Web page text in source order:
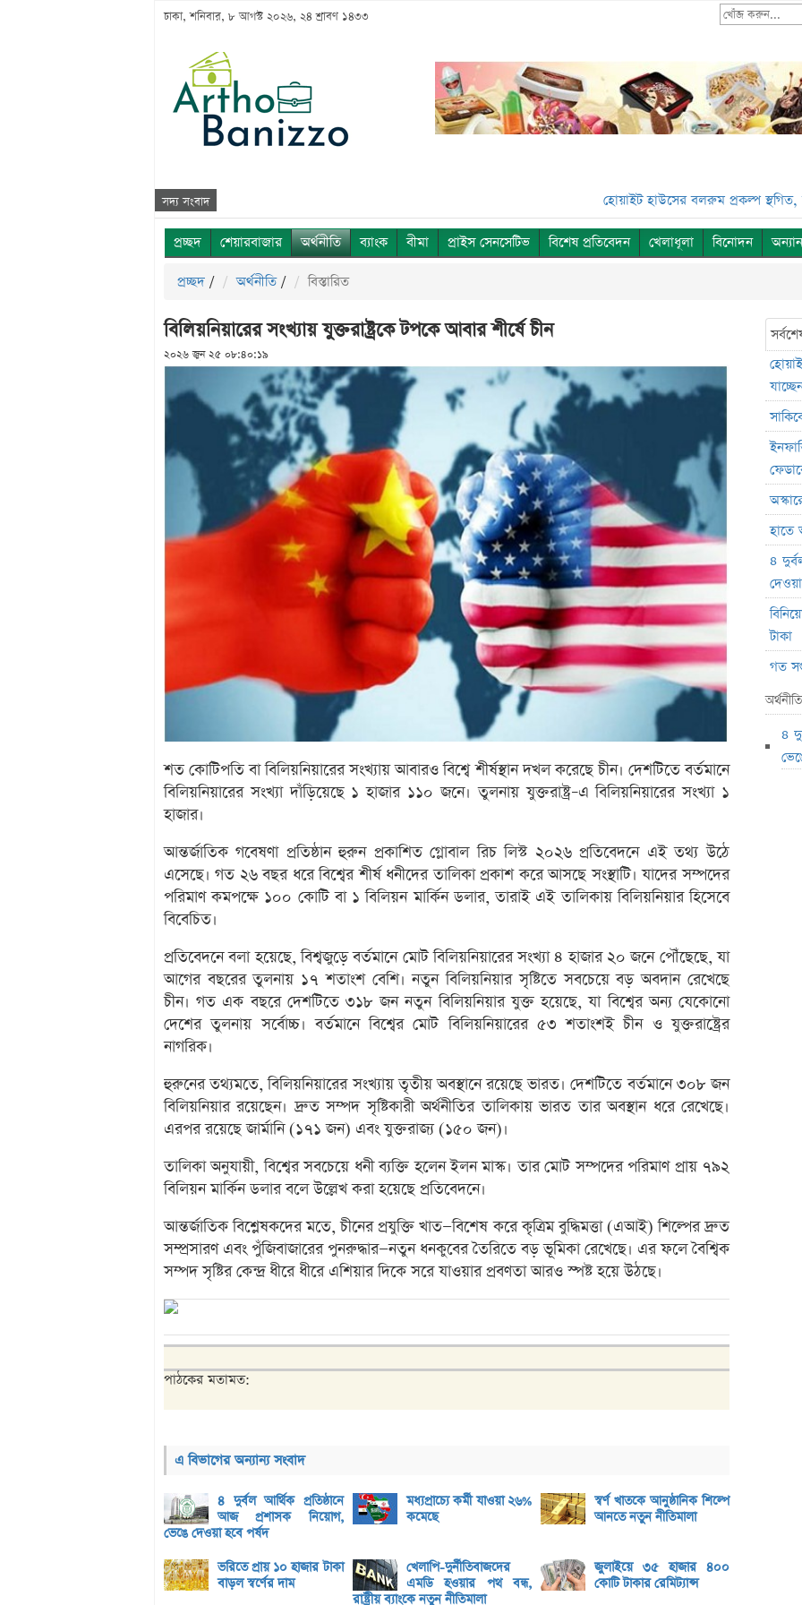
ঢাকা, শনিবার, ৮ আগস্ট ২০২৬, ২৪ শ্রাবণ ১৪৩৩
সদ্য সংবাদ হোয়াইট হাউসের বলরুম প্রকল্প স্থগিত, সুপ্রিম
প্রচ্ছদ শেয়ারবাজার অর্থনীতি ব্যাংক বীমা প্রাইস সেনসেটিভ বিশেষ প্রতিবেদন খেলাধূলা বিনোদন
প্রচ্ছদ / অর্থনীতি / বিস্তারিত
বিলিয়নিয়ারের সংখ্যায় যুক্তরাষ্ট্রকে টপকে আবার শীর্ষে চীন
২০২৬ জুন ২৫ ০৮:৪০:১৯
শত কোটিপতি বা বিলিয়নিয়ারের সংখ্যায় আবারও বিশ্বে শীর্ষস্থান দখল করেছে চীন। দেশটিতে বর্তমানে
বিলিয়নিয়ারের সংখ্যা দাঁড়িয়েছে ১ হাজার ১১০ জনে। তুলনায় যুক্তরাষ্ট্র–এ বিলিয়নিয়ারের সংখ্যা ১
হাজার।
আন্তর্জাতিক গবেষণা প্রতিষ্ঠান হুরুন প্রকাশিত গ্লোবাল রিচ লিস্ট ২০২৬ প্রতিবেদনে এই তথ্য উঠে
এসেছে। গত ২৬ বছর ধরে বিশ্বের শীর্ষ ধনীদের তালিকা প্রকাশ করে আসছে সংস্থাটি। যাদের সম্পদের
পরিমাণ কমপক্ষে ১০০ কোটি বা ১ বিলিয়ন মার্কিন ডলার, তারাই এই তালিকায় বিলিয়নিয়ার হিসেবে
বিবেচিত।
প্রতিবেদনে বলা হয়েছে, বিশ্বজুড়ে বর্তমানে মোট বিলিয়নিয়ারের সংখ্যা ৪ হাজার ২০ জনে পৌঁছেছে, যা
আগের বছরের তুলনায় ১৭ শতাংশ বেশি। নতুন বিলিয়নিয়ার সৃষ্টিতে সবচেয়ে বড় অবদান রেখেছে
চীন। গত এক বছরে দেশটিতে ৩১৮ জন নতুন বিলিয়নিয়ার যুক্ত হয়েছে, যা বিশ্বের অন্য যেকোনো
দেশের তুলনায় সর্বোচ্চ। বর্তমানে বিশ্বের মোট বিলিয়নিয়ারের ৫৩ শতাংশই চীন ও যুক্তরাষ্ট্রের
নাগরিক।
হুরুনের তথ্যমতে, বিলিয়নিয়ারের সংখ্যায় তৃতীয় অবস্থানে রয়েছে ভারত। দেশটিতে বর্তমানে ৩০৮ জন
বিলিয়নিয়ার রয়েছেন। দ্রুত সম্পদ সৃষ্টিকারী অর্থনীতির তালিকায় ভারত তার অবস্থান ধরে রেখেছে।
এরপর রয়েছে জার্মানি (১৭১ জন) এবং যুক্তরাজ্য (১৫০ জন)।
তালিকা অনুযায়ী, বিশ্বের সবচেয়ে ধনী ব্যক্তি হলেন ইলন মাস্ক। তার মোট সম্পদের পরিমাণ প্রায় ৭৯২
বিলিয়ন মার্কিন ডলার বলে উল্লেখ করা হয়েছে প্রতিবেদনে।
আন্তর্জাতিক বিশ্লেষকদের মতে, চীনের প্রযুক্তি খাত—বিশেষ করে কৃত্রিম বুদ্ধিমত্তা (এআই) শিল্পের দ্রুত
সম্প্রসারণ এবং পুঁজিবাজারের পুনরুদ্ধার—নতুন ধনকুবের তৈরিতে বড় ভূমিকা রেখেছে। এর ফলে বৈশ্বিক
সম্পদ সৃষ্টির কেন্দ্র ধীরে ধীরে এশিয়ার দিকে সরে যাওয়ার প্রবণতা আরও স্পষ্ট হয়ে উঠছে।
পাঠকের মতামত:
এ বিভাগের অন্যান্য সংবাদ
৪ দুর্বল আর্থিক প্রতিষ্ঠানে
আজ প্রশাসক নিয়োগ,
ভেঙে দেওয়া হবে পর্ষদ
মধ্যপ্রাচ্যে কর্মী যাওয়া ২৬%
কমেছে
স্বর্ণ খাতকে আনুষ্ঠানিক শিল্পে
আনতে নতুন নীতিমালা
ভরিতে প্রায় ১০ হাজার টাকা
বাড়ল স্বর্ণের দাম
খেলাপি-দুর্নীতিবাজদের
এমডি হওয়ার পথ বন্ধ,
রাষ্ট্রীয় ব্যাংকে নতুন নীতিমালা
জুলাইয়ে ৩৫ হাজার ৪০০
কোটি টাকার রেমিট্যান্স
হাতে
৪
টাকা
গত
কেন
৪